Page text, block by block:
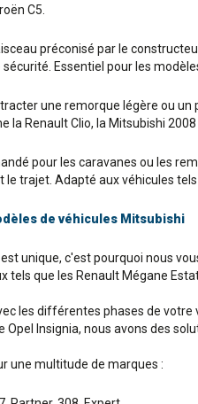
C5.
préconisé par le
Essentiel pour les
tracter une remorque légère ou
Renault Clio, la Mitsubishi 2008
pour les caravanes ou les
trajet. Adapté aux véhicules tels
de véhicules Mitsubishi
unique, c'est pourquoi nous
tels que les Renault Mégane
les différentes phases de
Opel Insignia, nous avons des
une multitude de marques :